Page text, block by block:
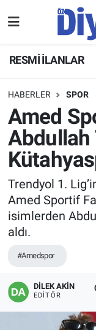
RESMİ İLANLAR
HABERLER SPOR
Amed
Abdullah
Trendyol 1.
Amed Sportif
isimlerden
aldı.
#Amedspor
DİLEK AKİN
EDITÖR
ASAYİŞ
DİYARBAKIR
EKONOMİ
GÜNDEM
BÖLGE
EĞİTİM
Hava
Namaz
Trafik Durumu
Süper Lig
Tüm